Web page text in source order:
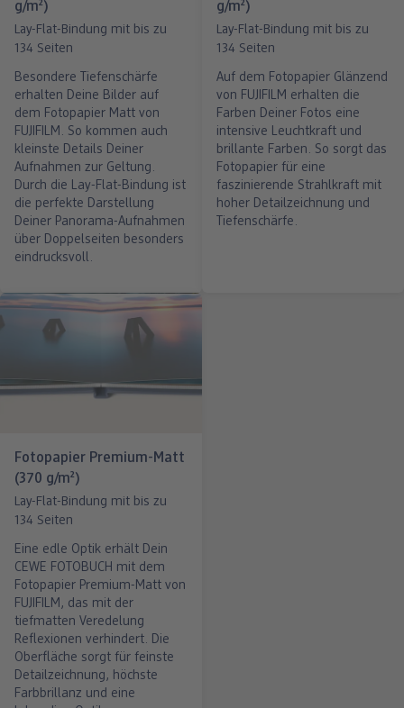
g/m²)
Lay-Flat-Bindung mit bis zu
134 Seiten
Besondere Tiefenschärfe
erhalten Deine Bilder auf
dem Fotopapier Matt von
FUJIFILM. So kommen auch
kleinste Details Deiner
Aufnahmen zur Geltung.
Durch die Lay-Flat-Bindung ist
die perfekte Darstellung
Deiner Panorama-Aufnahmen
über Doppelseiten besonders
eindrucksvoll.
g/m²)
Lay-Flat-Bindung mit bis zu
134 Seiten
Auf dem Fotopapier Glänzend
von FUJIFILM erhalten die
Farben Deiner Fotos eine
intensive Leuchtkraft und
brillante Farben. So sorgt das
Fotopapier für eine
faszinierende Strahlkraft mit
hoher Detailzeichnung und
Tiefenschärfe.
Fotopapier Premium-Matt
(370 g/m²)
Lay-Flat-Bindung mit bis zu
134 Seiten
Eine edle Optik erhält Dein
CEWE FOTOBUCH mit dem
Fotopapier Premium-Matt von
FUJIFILM, das mit der
tiefmatten Veredelung
Reflexionen verhindert. Die
Oberfläche sorgt für feinste
Detailzeichnung, höchste
Farbbrillanz und eine